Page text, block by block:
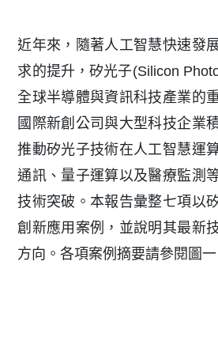
近年來，隨著人工智慧快速發
求的提升，矽光子(Silicon
全球半導體與資訊科技產業的
國際新創公司與大型科技企業
推動矽光子技術在人工智慧運
通訊、量子運算以及醫療監測
技術突破。本報告彙整七項以
創新應用案例，並說明其最新
方向。各項案例摘要請參閱圖一